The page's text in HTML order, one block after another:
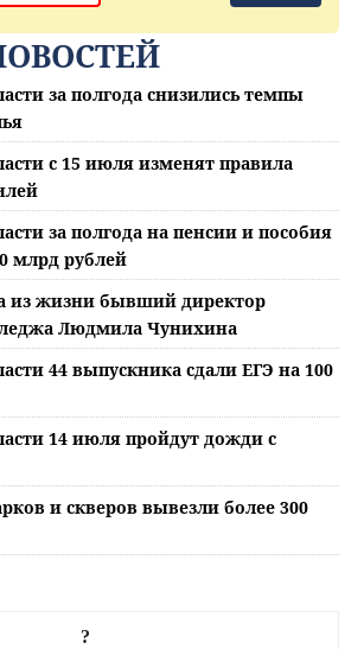
за полгода снизились темпы
с 15 июля изменят правила
за полгода на пенсии и пособия
млрд рублей
из жизни бывший директор
Людмила Чунихина
44 выпускника сдали ЕГЭ на 100
14 июля пройдут дожди с
и скверов вывезли более 300
?